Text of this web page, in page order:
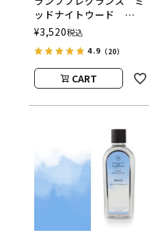
ッドナイトウード
500ml フレグランスラ
ンプ用オイル
ASHLEIGH&BURWOOD
（アシュレイアンドバー
ウッド）
¥3,520税込
4.9 （20）
CART